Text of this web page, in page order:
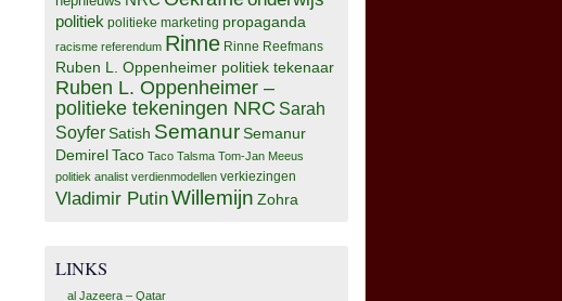
politiek politieke marketing propaganda
racisme referendum Rinne Rinne Reefmans
Ruben L. Oppenheimer politiek tekenaar
Ruben L. Oppenheimer –
politieke tekeningen NRC Sarah
Soyfer Satish SemanurSemanur
DemirelTaco Taco Talsma Tom-Jan Meeus
politiek analist verdienmodellen verkiezingen
Vladimir PutinWillemijn Zohra
LINKS
al Jazeera – Qatar